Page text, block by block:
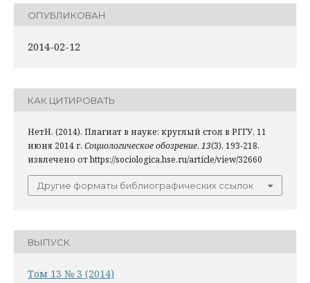
ОПУБЛИКОВАН
2014-02-12
КАК ЦИТИРОВАТЬ
НетН. (2014). Плагиат в науке: круглый стол в РГГУ, 11
июня 2014 г. Социологическое обозрение, 13(3), 193-218.
извлечено от https://sociologica.hse.ru/article/view/32660
Другие форматы библиографических ссылок
ВЫПУСК
Том 13 № 3 (2014)